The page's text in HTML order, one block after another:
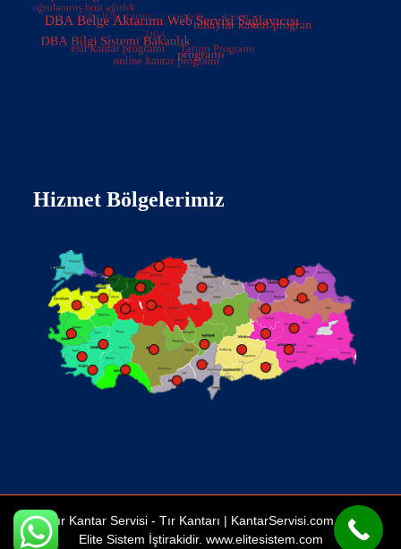
Hizmet Bölgelerimiz
Tır Kantar Servisi - Tır Kantarı | KantarServisi.com Bir
Elite Sistem İştirakidir. www.elitesistem.com